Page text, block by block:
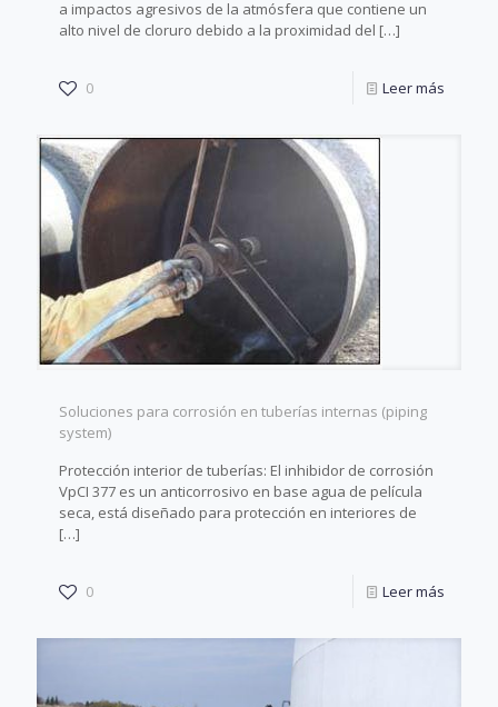
a impactos agresivos de la atmósfera que contiene un
alto nivel de cloruro debido a la proximidad del […]
0 Leer más
Soluciones para corrosión en tuberías internas (piping
system)
Protección interior de tuberías: El inhibidor de corrosión
VpCI 377 es un anticorrosivo en base agua de película
seca, está diseñado para protección en interiores de
[…]
0 Leer más